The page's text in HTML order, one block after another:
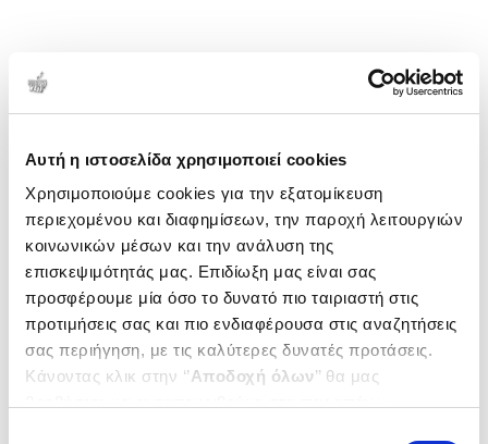
Αυτή η ιστοσελίδα χρησιμοποιεί cookies
Χρησιμοποιούμε cookies για την εξατομίκευση
περιεχομένου και διαφημίσεων, την παροχή λειτουργιών
κοινωνικών μέσων και την ανάλυση της
επισκεψιμότητάς μας. Επιδίωξη μας είναι σας
προσφέρουμε μία όσο το δυνατό πιο ταιριαστή στις
προτιμήσεις σας και πιο ενδιαφέρουσα στις αναζητήσεις
σας περιήγηση, με τις καλύτερες δυνατές προτάσεις.
Κάνοντας κλικ στην ‘’Αποδοχή όλων’’ θα μας